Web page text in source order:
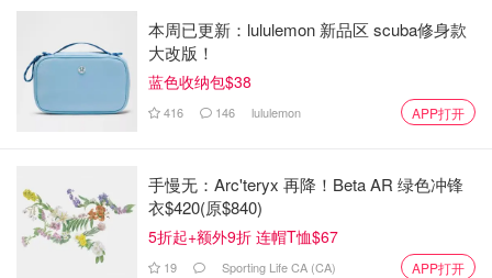
本周已更新：lululemon 新品区 scuba修身款
大改版！
蓝色收纳包$38
416 146 lululemon APP打开
手慢无：Arc'teryx 再降！Beta AR 绿色冲锋
衣$420(原$840)
5折起+额外9折 连帽T恤$67
19 Sporting Life CA (CA) APP打开